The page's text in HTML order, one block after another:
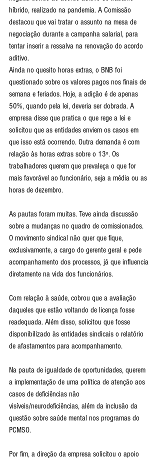
híbrido, realizado na pandemia. A Comissão
destacou que vai tratar o assunto na mesa de
negociação durante a campanha salarial, para
tentar inserir a ressalva na renovação do acordo
aditivo.
Ainda no quesito horas extras, o BNB foi
questionado sobre os valores pagos nos finais de
semana e feriados. Hoje, a adição é de apenas
50%, quando pela lei, deveria ser dobrada. A
empresa disse que pratica o que rege a lei e
solicitou que as entidades enviem os casos em
que isso está ocorrendo. Outra demanda é com
relação às horas extras sobre o 13º. Os
trabalhadores querem que prevaleça o que for
mais favorável ao funcionário, seja a média ou as
horas de dezembro.
As pautas foram muitas. Teve ainda discussão
sobre a mudanças no quadro de comissionados.
O movimento sindical não quer que fique,
exclusivamente, a cargo do gerente geral e pede
acompanhamento dos processos, já que influencia
diretamente na vida dos funcionários.
Com relação à saúde, cobrou que a avaliação
daqueles que estão voltando de licença fosse
readequada. Além disso, solicitou que fosse
disponibilizado às entidades sindicais o relatório
de afastamentos para acompanhamento.
Na pauta de igualdade de oportunidades, querem
a implementação de uma política de atenção aos
casos de deficiências não
visíveis/neurodeficiências, além da inclusão da
questão sobre saúde mental nos programas do
PCMSO.
Por fim, a direção da empresa solicitou o apoio